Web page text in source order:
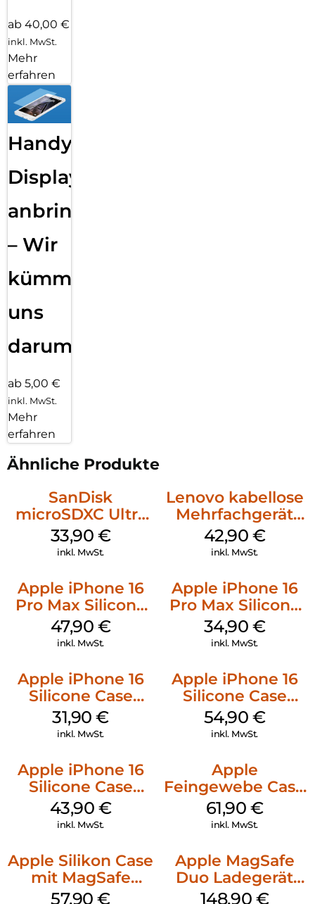
ab 40,00 €
inkl. MwSt.
Mehr
erfahren
Handy
Displayfolie
anbringen
– Wir
kümmern
uns
darum!
ab 5,00 €
inkl. MwSt.
Mehr
erfahren
Ähnliche Produkte
SanDisk
microSDXC Ultra
128 GB + Adapter
Mobile
33,90 €
inkl. MwSt.
Lenovo kabellose
Mehrfachgerät
Luna Grey
42,90 €
inkl. MwSt.
Apple iPhone 16
Pro Max Silicone
Case MagSafe
Black
47,90 €
inkl. MwSt.
Apple iPhone 16
Pro Max Silicone
Case MagSafe
Denim
34,90 €
inkl. MwSt.
Apple iPhone 16
Silicone Case
MagSafe Fuchsia
31,90€
inkl. MwSt.
Apple iPhone 16
Silicone Case
MagSafe Lake
Green
54,90 €
inkl. MwSt.
Apple iPhone 16
Silicone Case
MagSafe Plum
43,90 €
inkl. MwSt.
Apple
Feingewebe Case
iPhone 15 Pro
MagSafe Schwarz
61,90 €
inkl. MwSt.
Apple Silikon Case
mit MagSafe
iPhone 14 Pro
57,90€
Apple MagSafe
Duo Ladegerät
Weiß
148,90 €